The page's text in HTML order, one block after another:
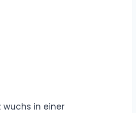
wuchs in einer